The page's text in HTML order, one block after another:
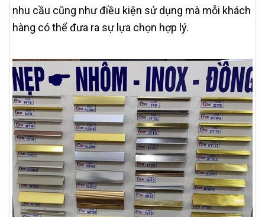
nhu cầu cũng như điều kiện sử dụng mà mỗi khách
hàng có thể đưa ra sự lựa chọn hợp lý.